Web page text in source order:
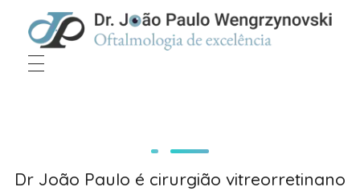
Dr João Paulo Wengrzynovski
Oftalmologista em Curitiba
Dr João Paulo é cirurgião vitreorretinano